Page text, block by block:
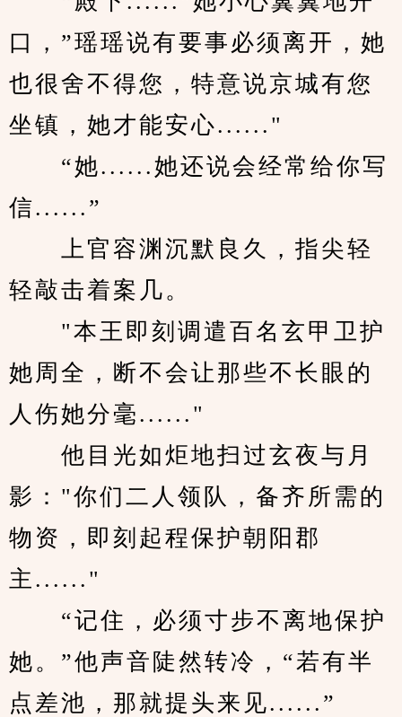
口，”瑶瑶说有要事必须离开，她
也很舍不得您，特意说京城有您
坐镇，她才能安心......"
“她......她还说会经常给你写
信......”
上官容渊沉默良久，指尖轻
轻敲击着案几。
"本王即刻调遣百名玄甲卫护
她周全，断不会让那些不长眼的
人伤她分毫......"
他目光如炬地扫过玄夜与月
影："你们二人领队，备齐所需的
物资，即刻起程保护朝阳郡
主......"
“记住，必须寸步不离地保护
她。”他声音陡然转冷，“若有半
点差池，那就提头来见......”